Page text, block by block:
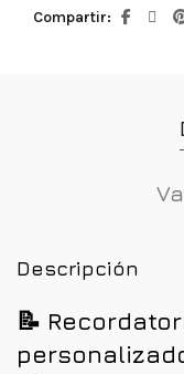
Compartir
Descripción
📝